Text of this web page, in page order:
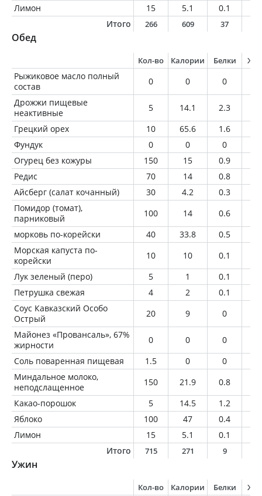
Лимон
15 5.1 0.1
Итого
266 609 37
Обед
Кол-во Калории Белки
Рыжиковое масло полный
состав
0 0 0
Дрожжи пищевые
неактивные
5 14.1 2.3
Грецкий орех
10 65.6 1.6
Фундук
0 0 0
Огурец без кожуры
150 15 0.9
Редис
70 14 0.8
Айсберг (салат кочанный)
30 4.2 0.3
Помидор (томат),
парниковый
100 14 0.6
морковь по-корейски
40 33.8 0.5
Морская капуста по-
корейски
10 10 0.1
Лук зеленый (перо)
5 1 0.1
Петрушка свежая
4 2 0.1
Соус Кавказский Особо
Острый
20 9 0
Майонез «Провансаль», 67%
жирности
0 0 0
Соль поваренная пищевая
1.5 0 0
Миндальное молоко,
неподслащенное
150 21.9 0.8
Какао-порошок
5 14.5 1.2
Яблоко
100 47 0.4
Лимон
15 5.1 0.1
Итого
715 271 9
Ужин
Кол-во Калории Белки